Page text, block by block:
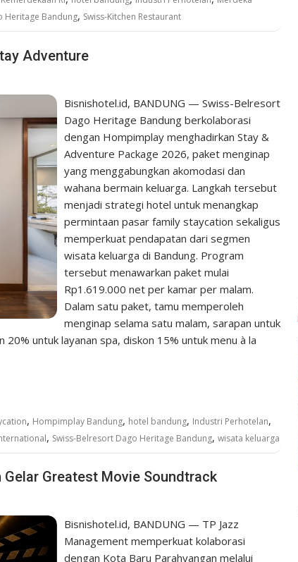
Heritage Bandung, Swiss-Kitchen Restaurant
Adventure
Bisnishotel.id, BANDUNG — Swiss-Belresort
Dago Heritage Bandung berkolaborasi
dengan Hompimplay menghadirkan Stay &
Adventure Package 2026, paket menginap
yang menggabungkan akomodasi dan
wahana bermain keluarga. Langkah tersebut
menjadi strategi hotel untuk menangkap
permintaan pasar family staycation sekaligus
memperkuat pendapatan dari segmen
wisata keluarga di Bandung. Program
tersebut menawarkan paket mulai
Rp1.619.000 net per kamar per malam.
Dalam satu paket, tamu memperoleh
menginap selama satu malam, sarapan untuk
untuk layanan spa, diskon 15% untuk menu à la
, Hompimplay Bandung, hotel bandung, Industri Perhotelan,
, Swiss-Belresort Dago Heritage Bandung, wisata keluarga
Gelar Greatest Movie Soundtrack
Bisnishotel.id, BANDUNG — TP Jazz
Management memperkuat kolaborasi
dengan Kota Baru Parahyangan melalui